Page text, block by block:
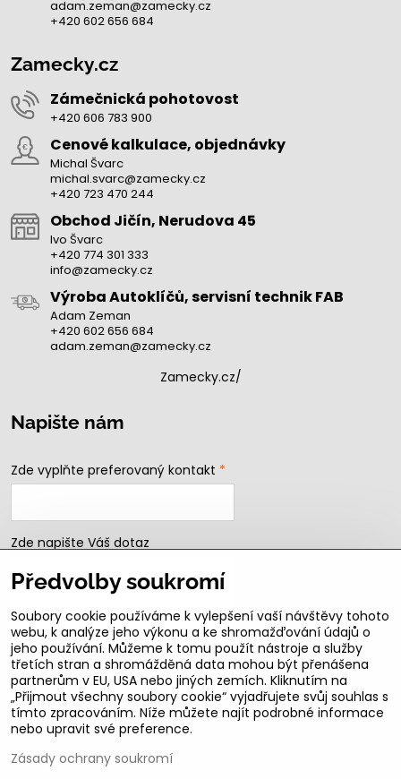
adam.zeman@zamecky.cz
+420 602 656 684
Zamecky.cz
Zámečnická pohotovost
+420 606 783 900
Cenové kalkulace, objednávky
Michal Švarc
michal.svarc@zamecky.cz
+420 723 470 244
Obchod Jičín, Nerudova 45
Ivo Švarc
+420 774 301 333
info@zamecky.cz
Výroba Autoklíčů, servisní technik FAB
Adam Zeman
+420 602 656 684
adam.zeman@zamecky.cz
Zamecky.cz/
Napište nám
Zde vyplňte preferovaný kontakt *
Zde napište Váš dotaz
Odeslat
B2b podmínky pro registrované partnery
Předvolby soukromí
Soubory cookie používáme k vylepšení vaší návštěvy tohoto
webu, k analýze jeho výkonu a ke shromažďování údajů o
jeho používání. Můžeme k tomu použít nástroje a služby
třetích stran a shromážděná data mohou být přenášena
partnerům v EU, USA nebo jiných zemích. Kliknutím na
„Přijmout všechny soubory cookie“ vyjadřujete svůj souhlas s
tímto zpracováním. Níže můžete najít podrobné informace
nebo upravit své preference.
Zásady ochrany soukromí